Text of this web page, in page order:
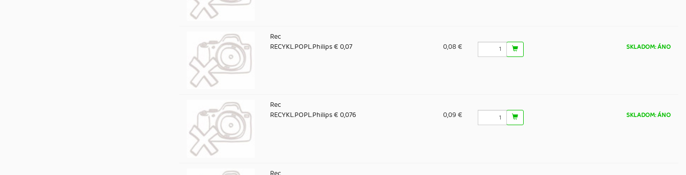
Rec
RECYKL.POPL.Philips € 0,07
0,08 € SKLADOM: ÁNO
Rec
RECYKL.POPL.Philips € 0,076
0,09 € SKLADOM: ÁNO